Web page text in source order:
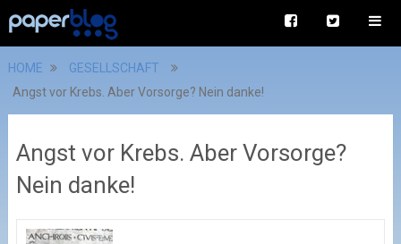
HOME
GESELLSCHAFT
Angst vor Krebs. Aber Vorsorge? Nein danke!
Angst vor Krebs. Aber Vorsorge?
Nein danke!